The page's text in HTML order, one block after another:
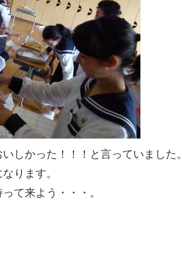
しかった！！！と言っていました。
ります。
て来よう・・・。